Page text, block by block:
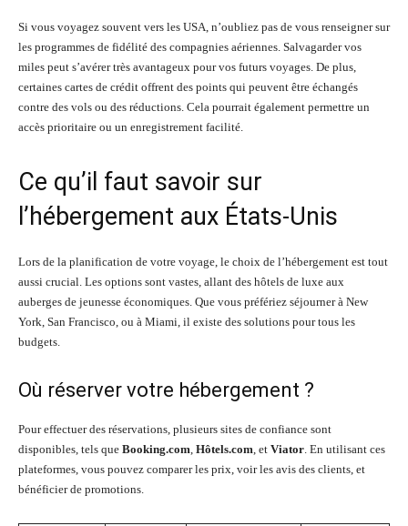
Si vous voyagez souvent vers les USA, n’oubliez pas de vous renseigner sur
les programmes de fidélité des compagnies aériennes. Salvagarder vos
miles peut s’avérer très avantageux pour vos futurs voyages. De plus,
certaines cartes de crédit offrent des points qui peuvent être échangés
contre des vols ou des réductions. Cela pourrait également permettre un
accès prioritaire ou un enregistrement facilité.
Ce qu’il faut savoir sur
l’hébergement aux États-Unis
Lors de la planification de votre voyage, le choix de l’hébergement est tout
aussi crucial. Les options sont vastes, allant des hôtels de luxe aux
auberges de jeunesse économiques. Que vous préfériez séjourner à New
York, San Francisco, ou à Miami, il existe des solutions pour tous les
budgets.
Où réserver votre hébergement ?
Pour effectuer des réservations, plusieurs sites de confiance sont
disponibles, tels que Booking.com, Hôtels.com, et Viator. En utilisant ces
plateformes, vous pouvez comparer les prix, voir les avis des clients, et
bénéficier de promotions.